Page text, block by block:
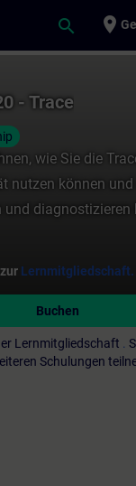
search place
- Trace
wie Sie die
nutzen können
und diagnostizieren
Lernmitgliedschaft.
Buchen
Lernmitgliedschaft
Schulungen